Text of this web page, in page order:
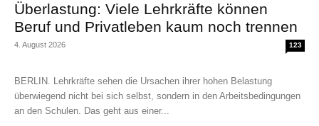
Überlastung: Viele Lehrkräfte können
Beruf und Privatleben kaum noch trennen
4. August 2026 123
BERLIN. Lehrkräfte sehen die Ursachen ihrer hohen Belastung
überwiegend nicht bei sich selbst, sondern in den Arbeitsbedingungen
an den Schulen. Das geht aus einer...